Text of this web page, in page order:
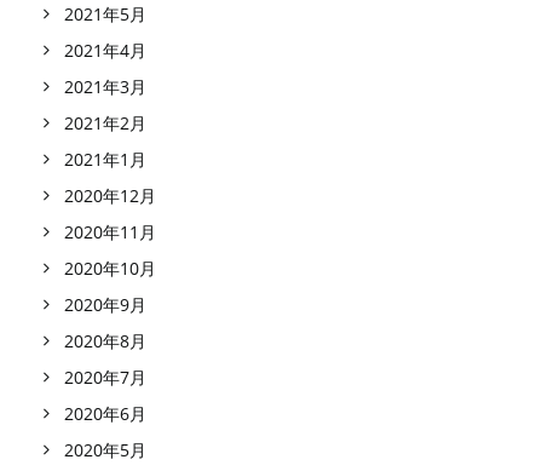
2021年5月
2021年4月
2021年3月
2021年2月
2021年1月
2020年12月
2020年11月
2020年10月
2020年9月
2020年8月
2020年7月
2020年6月
2020年5月